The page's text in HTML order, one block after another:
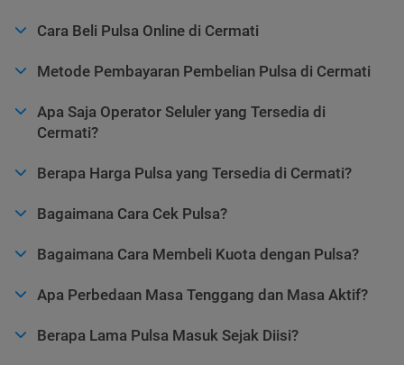
Cara Beli Pulsa Online di Cermati
Metode Pembayaran Pembelian Pulsa di Cermati
Apa Saja Operator Seluler yang Tersedia di
Cermati?
Berapa Harga Pulsa yang Tersedia di Cermati?
Bagaimana Cara Cek Pulsa?
Bagaimana Cara Membeli Kuota dengan Pulsa?
Apa Perbedaan Masa Tenggang dan Masa Aktif?
Berapa Lama Pulsa Masuk Sejak Diisi?